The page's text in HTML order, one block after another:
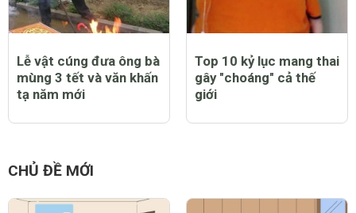
Lễ vật cúng đưa ông bà
mùng 3 tết và văn khấn
tạ năm mới
Top 10 kỷ lục mang thai
gây "choáng" cả thế
giới
CHỦ ĐỀ MỚI